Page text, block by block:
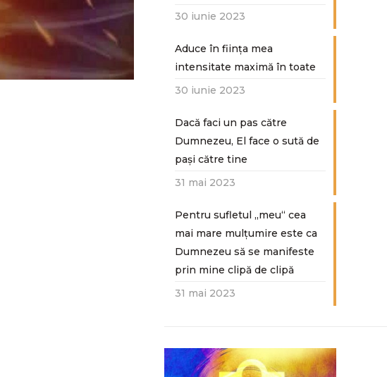
30 iunie 2023
Aduce în ființa mea
intensitate maximă în toate
30 iunie 2023
Dacă faci un pas către
Dumnezeu, El face o sută de
paşi către tine
31 mai 2023
Pentru sufletul „meu“ cea
mai mare mulțumire este ca
Dumnezeu să se manifeste
prin mine clipă de clipă
31 mai 2023